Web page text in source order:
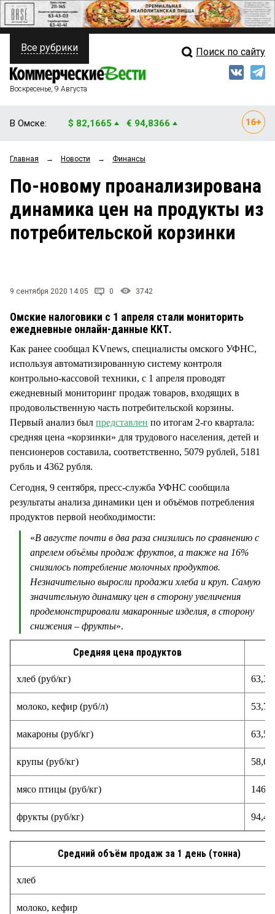
ПОЛИТИКА
ФИНАНСЫ
ОБЩЕСТВО
ЗАКОН
НОВОСТИ КОМПАНИЙ
Свежий выпуск
Рейтинги
Блоги
Архив
Все рубрики Поиск по сайту
Воскресенье, 9 Августа
В Омске: $ 82,1665 € 94,8366
Главная → Новости → Финансы
По-новому проанализирована
динамика цен на продукты из
потребительской корзинки
9 сентября 2020 14:05 0 3742
Омские налоговики с 1 апреля стали мониторить
ежедневные онлайн-данные ККТ.
Как ранее сообщал KVnews, специалисты омского УФНС,
используя автоматизированную систему контроля
контрольно-кассовой техники, с 1 апреля проводят
ежедневный мониторинг продаж товаров, входящих в
продовольственную часть потребительской корзины.
Первый анализ был представлен по итогам 2-го квартала:
средняя цена «корзинки» для трудового населения, детей и
пенсионеров составила, соответственно, 5079 рублей, 5181
рубль и 4362 рубля.
Сегодня, 9 сентября, пресс-служба УФНС сообщила
результаты анализа динамики цен и объёмов потребления
продуктов первой необходимости:
«В августе почти в два раза снизились по сравнению с
апрелем объёмы продаж фруктов, а также на 16%
снизилось потребление молочных продуктов.
Незначительно выросли продажи хлеба и круп. Самую
значительную динамику цен в сторону увеличения
продемонстрировали макаронные изделия, в сторону
снижения – фрукты».
Средняя цена продуктов
хлеб (руб/кг) 63,33
молоко, кефир (руб/л) 53,70
макароны (руб/кг) 63,58
крупы (руб/кг) 58,68
мясо птицы (руб/кг)
фрукты (руб/кг) 94,47
Средний объём продаж за 1 день (тонна)
хлеб
молоко, кефир